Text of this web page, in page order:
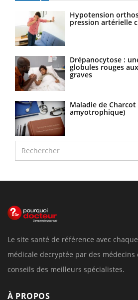
Hypotension
pression artérielle
Drépanocytose :
globules rouges
graves
Maladie de
amyotrophique)
Le site santé de référence avec
médicale decryptée par des médecins
conseils des meilleurs spécialistes.
À PROPOS